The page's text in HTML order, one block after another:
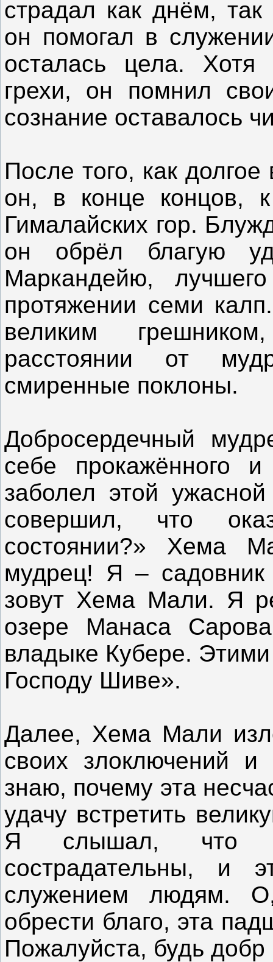
страдал как днём,
он помогал в
осталась цела.
грехи, он помнил
сознание оставалось
После того, как
он, в конце концов,
Гималайских гор.
он обрёл благую
Маркандейю,
протяжении семи
великим
расстоянии от
смиренные поклоны.
Добросердечный
себе прокажённого
заболел этой
совершил, что
состоянии?» Хема
мудрец! Я –
зовут Хема Мали. Я
озере Манаса
владыке Кубере.
Господу Шиве».
Далее, Хема Мали
своих злоключений
знаю, почему эта
удачу встретить
Я слышал, что
сострадательны, и
служением людям.
обрести благо, эта
Пожалуйста, будь добр